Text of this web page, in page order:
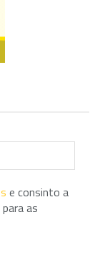
e consinto a
as